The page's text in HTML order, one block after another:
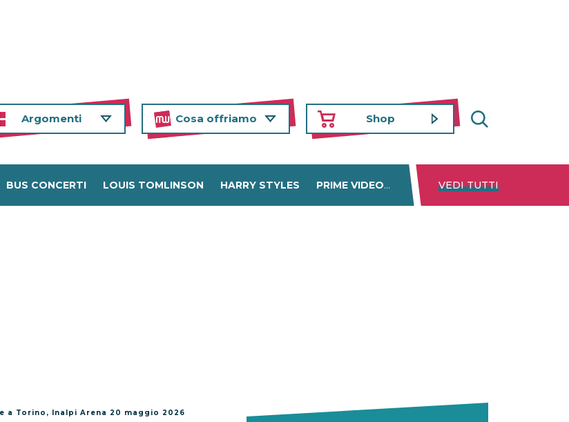
Argomenti Cosa offriamo Shop
BUS CONCERTI LOUIS TOMLINSON HARRY STYLES PRIME VIDEO DISNEY+ NETFLIX
VEDI TUTTI
a Torino, Inalpi Arena 20 maggio 2026